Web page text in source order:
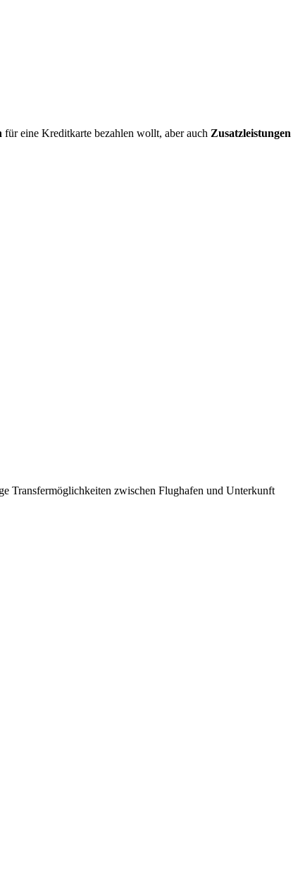
für eine Kreditkarte bezahlen wollt, aber auch Zusatzleistungen
Transfermöglichkeiten zwischen Flughafen und Unterkunft